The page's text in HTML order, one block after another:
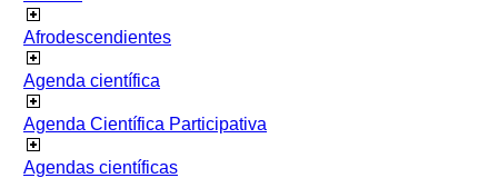
Afrodescendientes
Agenda científica
Agenda Científica Participativa
Agendas científicas